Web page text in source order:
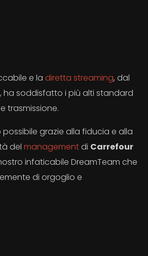
e la diretta streaming, dal
, ha soddisfatto i più alti standard
trasmissione.
grazie alla fiducia e alla
del managementdi Carrefour
infaticabile DreamTeam che
di orgoglio e